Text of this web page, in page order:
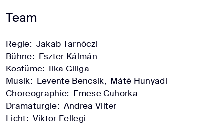
Team
Regie: Jakab Tarnóczi
Bühne: Eszter Kálmán
Kostüme: Ilka Giliga
Musik: Levente Bencsik, Máté Hunyadi
Choreographie: Emese Cuhorka
Dramaturgie: Andrea Vilter
Licht: Viktor Fellegi